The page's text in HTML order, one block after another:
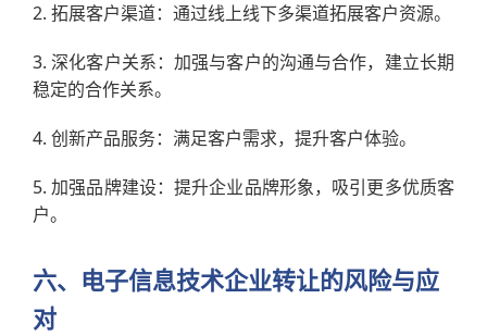
2. 拓展客户渠道：通过线上线下多渠道拓展客户资源。
3. 深化客户关系：加强与客户的沟通与合作，建立长期
稳定的合作关系。
4. 创新产品服务：满足客户需求，提升客户体验。
5. 加强品牌建设：提升企业品牌形象，吸引更多优质客
户。
六、电子信息技术企业转让的风险与应
对